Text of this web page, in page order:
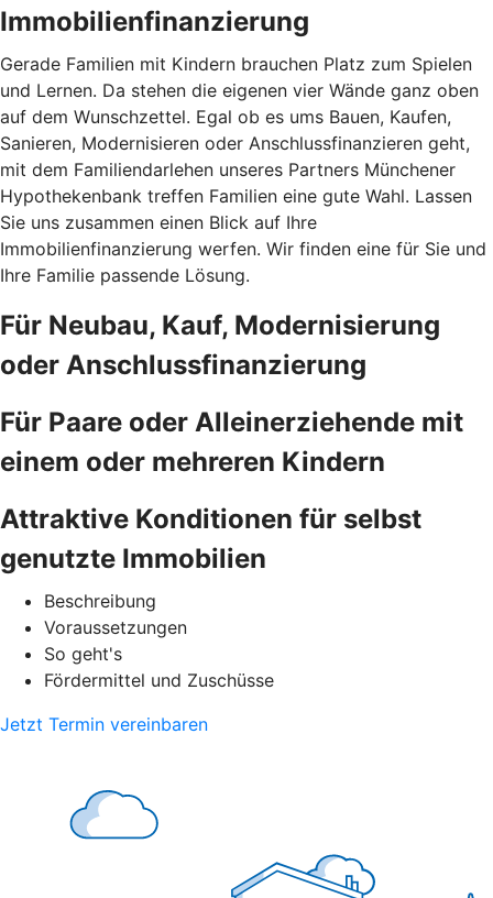
Immobilienfinanzierung
Gerade Familien mit Kindern brauchen Platz zum Spielen
und Lernen. Da stehen die eigenen vier Wände ganz oben
auf dem Wunschzettel. Egal ob es ums Bauen, Kaufen,
Sanieren, Modernisieren oder Anschlussfinanzieren geht,
mit dem Familiendarlehen unseres Partners Münchener
Hypothekenbank treffen Familien eine gute Wahl. Lassen
Sie uns zusammen einen Blick auf Ihre
Immobilienfinanzierung werfen. Wir finden eine für Sie und
Ihre Familie passende Lösung.
Für Neubau, Kauf, Modernisierung
oder Anschlussfinanzierung
Für Paare oder Alleinerziehende mit
einem oder mehreren Kindern
Attraktive Konditionen für selbst
genutzte Immobilien
Beschreibung
Voraussetzungen
So geht's
Fördermittel und Zuschüsse
Jetzt Termin vereinbaren